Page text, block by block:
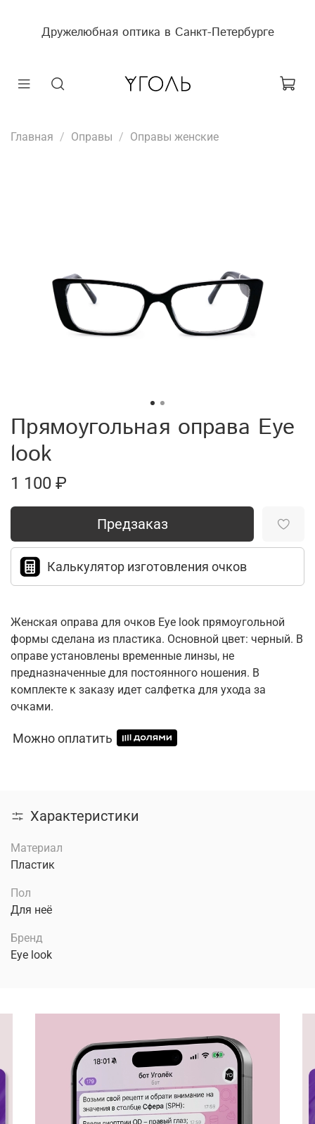
Дружелюбная оптика в Санкт-Петербурге
Главная Оправы Оправы женские
Прямоугольная оправа Eye
look
1 100 ₽
Предзаказ
Калькулятор изготовления очков
Женская оправа для очков Eye look прямоугольной
формы сделана из пластика. Основной цвет: черный. В
оправе установлены временные линзы, не
предназначенные для постоянного ношения. В
комплекте к заказу идет салфетка для ухода за
очками.
Можно оплатить
Характеристики
Материал
Пластик
Пол
Для неё
Бренд
Eye look